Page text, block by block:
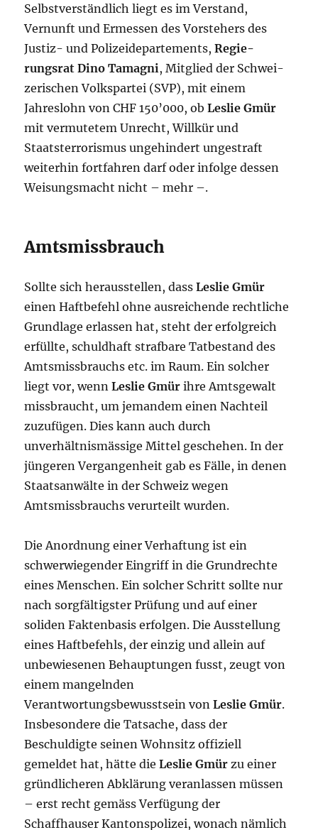
Selbstverständlich liegt es im Verstand,
Vernunft und Ermes­sen des Vor­stehers des
Justiz- und Polizeidepartements,Regie­
rungsrat Dino Tamagni , Mitglied der Schwei­
zerischen Volkspartei (SVP), mit einem
Jahreslohn von CHF 150’000, obLeslie Gmür
mit vermutetem Un­recht, Willkür und
Staatsterroris­mus un­ge­hindert unge­straft
weiterhin fortfahren darf oder infolge dessen
Wei­sungsmacht nicht – mehr –.
Amtsmissbrauch
Sollte sich herausstellen, dassLeslie Gmür
einen Haftbefehl ohne ausreichende recht­liche
Grundlage erlassen hat, steht der erfolgreich
erfüllte, schuldhaft strafbare Tat­bestand des
Amtsmissbrauchs etc. im Raum. Ein solcher
liegt vor, wennLeslie Gmür ihre Amtsgewalt
missbraucht, um jemandem einen Nachteil
zuzufügen. Dies kann auch durch
unverhältnismässige Mittel geschehen. In der
jüngeren Vergangen­heit gab es Fälle, in denen
Staatsanwälte in der Schweiz wegen
Amtsmissbrauchs verurteilt wurden.
Die Anordnung einer Verhaftung ist ein
schwerwiegender Eingriff in die Grundrechte
eines Menschen. Ein solcher Schritt sollte nur
nach sorgfältigster Prüfung und auf einer
soliden Faktenbasis erfolgen. Die Ausstellung
eines Haftbe­fehls, der einzig und allein auf
unbewiesenen Behauptungen fusst, zeugt von
einem mangelnden
Verantwortungsbewusstsein von Leslie Gmür.
Insbesondere die Tatsa­che, dass der
Beschuldigte seinen Wohnsitz offiziell
gemeldet hat, hätte dieLeslie Gmür zu einer
gründlicheren Abklärung veranlassen müssen
– erst recht gemäss Ver­fügung der
Schaffhauser Kantonspolizei, wonach nämlich